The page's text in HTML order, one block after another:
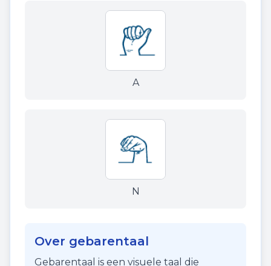
A
N
Over gebarentaal
Gebarentaal is een visuele taal die